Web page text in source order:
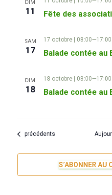
DIM
11 Fête des
SAM
17 Balade contée au
17 octobre | 08:00—17:00
DIM
18 Balade contée au
18 octobre | 08:00—17:00
Évènements
précédents
S’ABONNER AU